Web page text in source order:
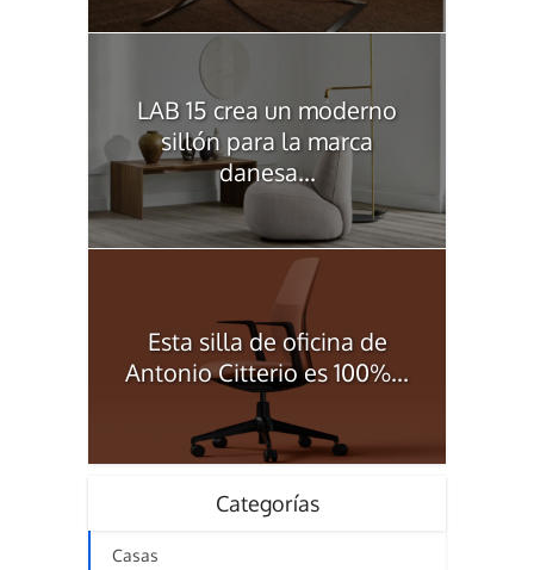
LAB 15 crea un moderno
sillón para la marca
danesa...
Esta silla de oficina de
Antonio Citterio es 100%...
Categorías
Casas